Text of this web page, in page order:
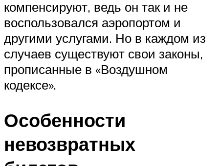
компенсируют, ведь он так и не
воспользовался аэропортом и
другими услугами. Но в каждом из
случаев существуют свои законы,
прописанные в «Воздушном
кодексе».
Особенности
невозвратных